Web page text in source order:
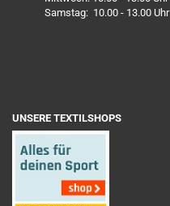
Samstag: 10.00 - 13.00 Uhr
UNSERE TEXTILSHOPS